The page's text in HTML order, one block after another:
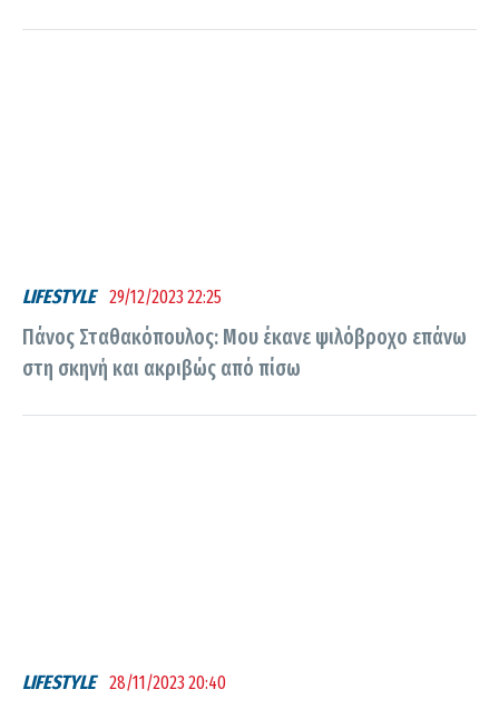
LIFESTYLE 29/12/2023 22:25
Πάνος Σταθακόπουλος: Μου έκανε ψιλόβροχο επάνω
στη σκηνή και ακριβώς από πίσω
LIFESTYLE 28/11/2023 20:40